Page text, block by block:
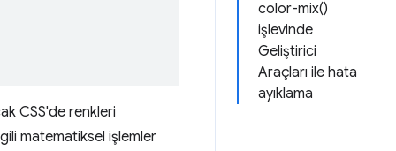
color-mix()
işlevinde
Geliştirici
Araçları ile hata
ayıklama
CSS'de renkleri
matematiksel işlemler